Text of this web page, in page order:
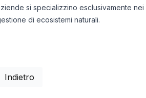
si specializzino esclusivamente
di ecosistemi naturali.
Indietro